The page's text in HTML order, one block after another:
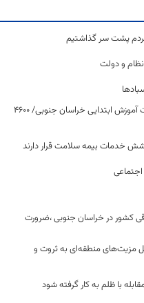
پشت سر گذاشتیم
و دولت
تقدیر مقام عالی وزارت از عملکرد جهادی معاونت آموزش ابتدایی خراسان جنوبی/ ۴۶۰۰
کشور در خراسان جنوبی ،ضرورت
مزیت‌های منطقه‌ای به ثروت و
با ظلم به کار گرفته شود